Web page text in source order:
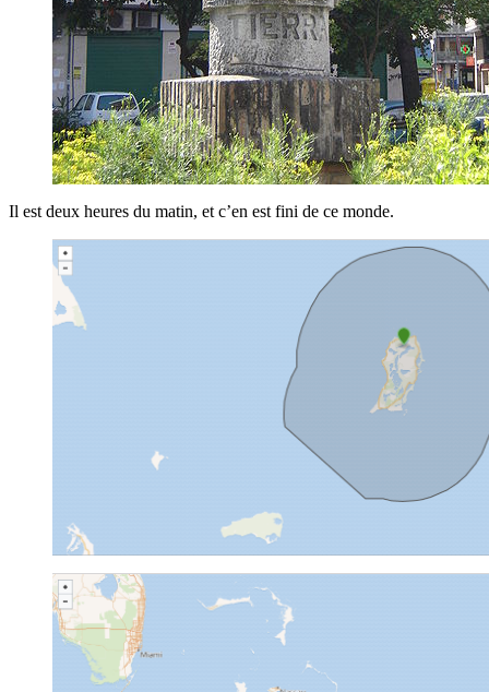
Il est deux heures du matin, et c’en est fini de ce monde.